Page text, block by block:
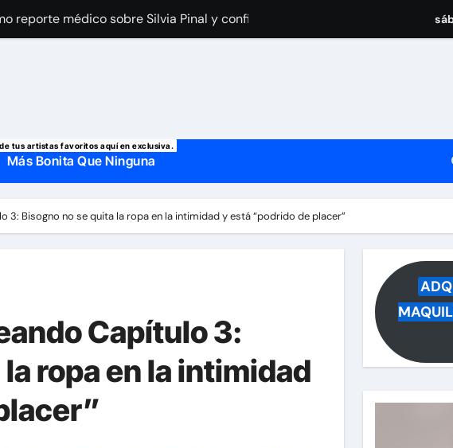
Laury Saavedra por Yailin La Más Viral? El cantante reaparece tras rumores
la muerte de su primer esposo y su actual marido reacciona a la
tus artistas favoritos aquí en exclusiva.
Más Bonita Que Ninguna
3: Bisogno no se quita la ropa en la intimidad y está “podrido de placer”
Capítulo 3:
ropa en la intimidad